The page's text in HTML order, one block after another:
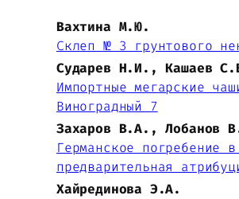
Вахтина М.Ю.
Склеп № 3 грунтового
Сударев Н.И., Кашаев
Импортные мегарские
Виноградный 7
Захаров В.А., Лобанов
Германское погребение
предварительная
Хайрединова Э.А.